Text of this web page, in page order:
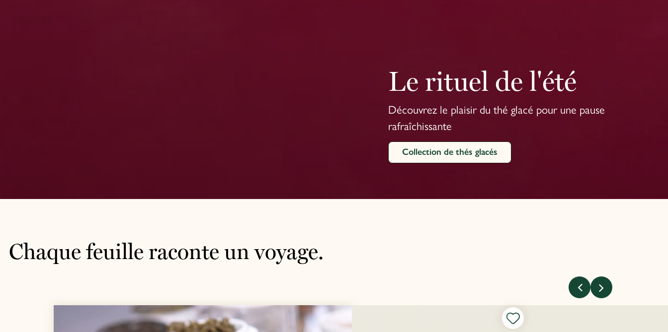
Le rituel de l'été
Découvrez le plaisir du thé glacé pour une pause
rafraîchissante
Collection de thés glacés
Chaque feuille raconte un voyage.